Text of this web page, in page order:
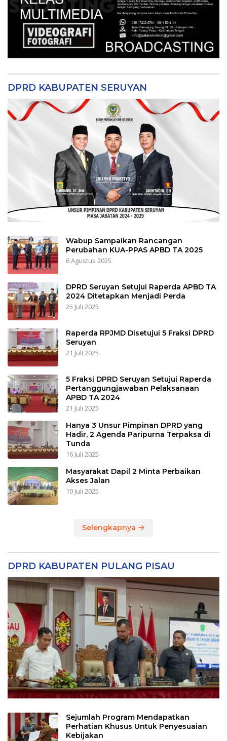
DPRD KABUPATEN SERUYAN
Wabup Sampaikan Rancangan
Perubahan KUA-PPAS APBD TA 2025
6 Agustus 2025
DPRD Seruyan Setujui Raperda APBD TA
2024 Ditetapkan Menjadi Perda
25 Juli 2025
Raperda RPJMD Disetujui 5 Fraksi DPRD
Seruyan
21 Juli 2025
5 Fraksi DPRD Seruyan Setujui Raperda
Pertanggungjawaban Pelaksanaan
APBD TA 2024
21 Juli 2025
Hanya 3 Unsur Pimpinan DPRD yang
Hadir, 2 Agenda Paripurna Terpaksa di
Tunda
16 Juli 2025
Masyarakat Dapil 2 Minta Perbaikan
Akses Jalan
10 Juli 2025
Selengkapnya
DPRD KABUPATEN PULANG PISAU
Sejumlah Program Mendapatkan
Perhatian Khusus Untuk Penyesuaian
Kebijakan